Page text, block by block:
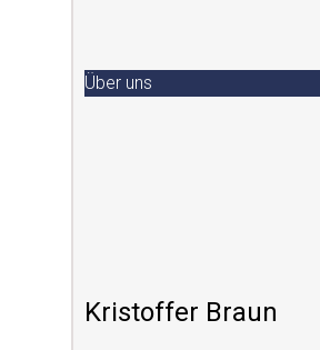
Über uns
Kristoffer Braun